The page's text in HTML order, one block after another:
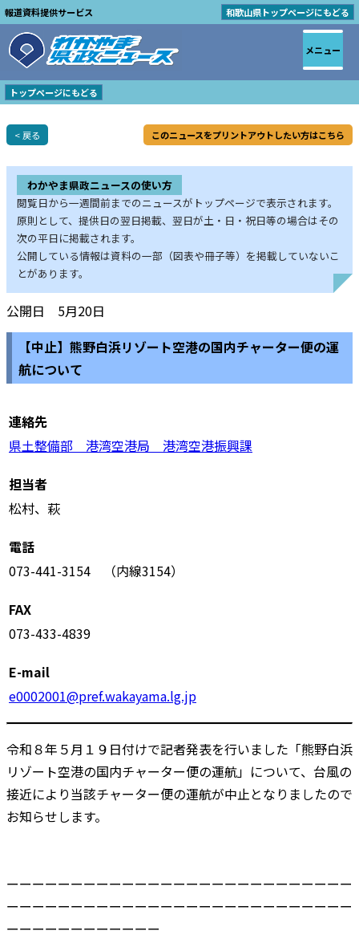
報道資料提供サービス 和歌山県トップページにもどる
トップページにもどる
< 戻る このニュースをプリントアウトしたい方はこちら
わかやま県政ニュースの使い方
閲覧日から一週間前までのニュースがトップページで表示されます。
原則として、提供日の翌日掲載、翌日が土・日・祝日等の場合はその
次の平日に掲載されます。
公開している情報は資料の一部（図表や冊子等）を掲載していないこ
とがあります。
公開日 5月20日
【中止】熊野白浜リゾート空港の国内チャーター便の運
航について
連絡先
県土整備部 港湾空港局 港湾空港振興課
担当者
松村、萩
電話
073-441-3154 （内線3154）
FAX
073-433-4839
E-mail
e0002001@pref.wakayama.lg.jp
令和８年５月１９日付けで記者発表を行いました「熊野白浜
リゾート空港の国内チャーター便の運航」について、台風の
接近により当該チャーター便の運航が中止となりましたので
お知らせします。
ーーーーーーーーーーーーーーーーーーーーーーーーーーー
ーーーーーーーーーーーーーーーーーーーーーーーーーーー
ーーーーーーーーーーーー
メニュー